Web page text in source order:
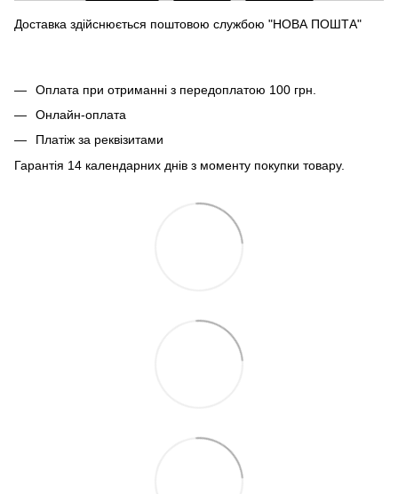
Доставка здійснюється поштовою службою "НОВА ПОШТА"
Оплата при отриманні з передоплатою 100 грн.
Онлайн-оплата
Платіж за реквізитами
Гарантія 14 календарних днів з моменту покупки товару.